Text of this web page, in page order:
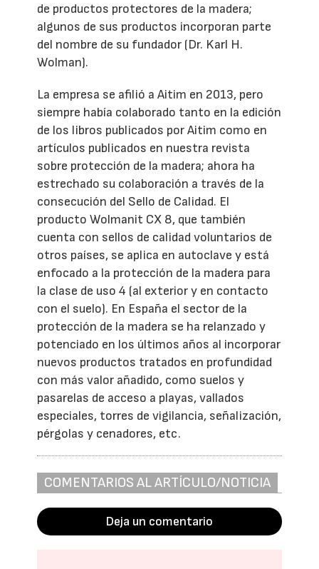
de productos protectores de la madera;
algunos de sus productos incorporan parte
del nombre de su fundador (Dr. Karl H.
Wolman).
La empresa se afilió a Aitim en 2013, pero
siempre había colaborado tanto en la edición
de los libros publicados por Aitim como en
artículos publicados en nuestra revista
sobre protección de la madera; ahora ha
estrechado su colaboración a través de la
consecución del Sello de Calidad. El
producto Wolmanit CX 8, que también
cuenta con sellos de calidad voluntarios de
otros países, se aplica en autoclave y está
enfocado a la protección de la madera para
la clase de uso 4 (al exterior y en contacto
con el suelo). En España el sector de la
protección de la madera se ha relanzado y
potenciado en los últimos años al incorporar
nuevos productos tratados en profundidad
con más valor añadido, como suelos y
pasarelas de acceso a playas, vallados
especiales, torres de vigilancia, señalización,
pérgolas y cenadores, etc.
COMENTARIOS AL ARTÍCULO/NOTICIA
Deja un comentario